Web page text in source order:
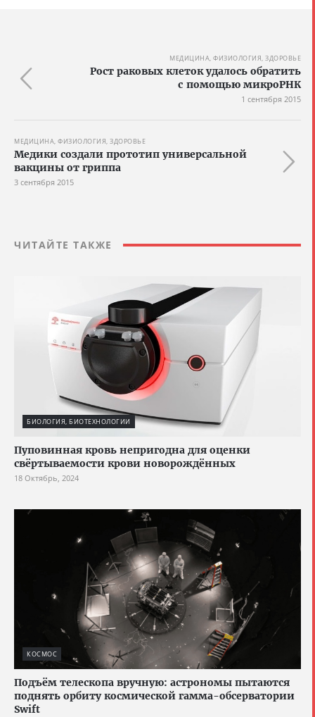
МЕДИЦИНА, ФИЗИОЛОГИЯ, ЗДОРОВЬЕ
Рост раковых клеток удалось обратить
с помощью микроРНК
1 сентября 2015
МЕДИЦИНА, ФИЗИОЛОГИЯ, ЗДОРОВЬЕ
Медики создали прототип универсальной
вакцины от гриппа
3 сентября 2015
ЧИТАЙТЕ ТАКЖЕ
БИОЛОГИЯ, БИОТЕХНОЛОГИИ
Пуповинная кровь непригодна для оценки
свёртываемости крови новорождённых
18 Октябрь, 2024
КОСМОС
Подъём телескопа вручную: астрономы пытаются
поднять орбиту космической гамма-обсерватории
Swift